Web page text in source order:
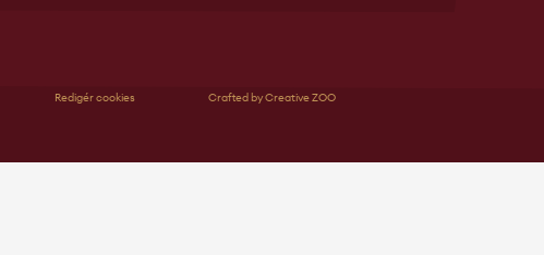
Redigér cookies Crafted by Creative ZOO